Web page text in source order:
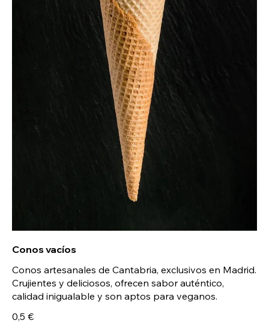
Conos vacíos
Conos artesanales de Cantabria, exclusivos en Madrid.
Crujientes y deliciosos, ofrecen sabor auténtico,
calidad inigualable y son aptos para veganos.
0,5 €